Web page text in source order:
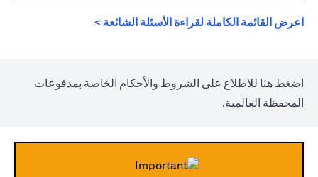
اعرض القائمة الكاملة لقراءة الأسئلة الشائعة >
اضغط هنا للاطلاع على الشروط والأحكام الخاصة بمدفوعات
المحفظة العالمية.